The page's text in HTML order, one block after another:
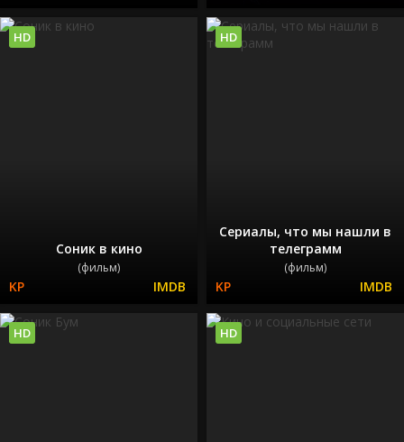
Соник в кино
(фильм)
HD
Сериалы, что мы нашли в
телеграмм
(фильм)
HD
HD HD